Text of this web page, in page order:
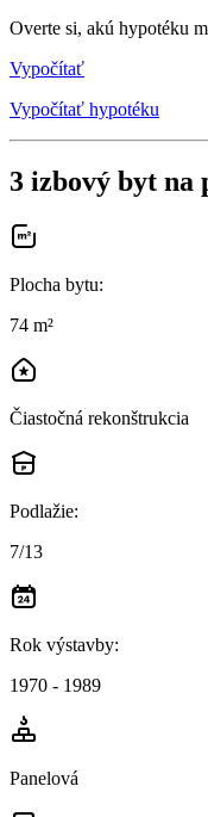
Overte si, akú hypotéku
Vypočítať
Vypočítať hypotéku
3 izbový byt na
Plocha bytu:
74 m²
Čiastočná rekonštrukcia
Podlažie:
7/13
Rok výstavby:
1970 - 1989
Panelová